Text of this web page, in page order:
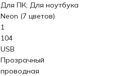
Для ПК; Для ноутбука
Neon (7 цветов)
1
104
USB
Прозрачный
проводная